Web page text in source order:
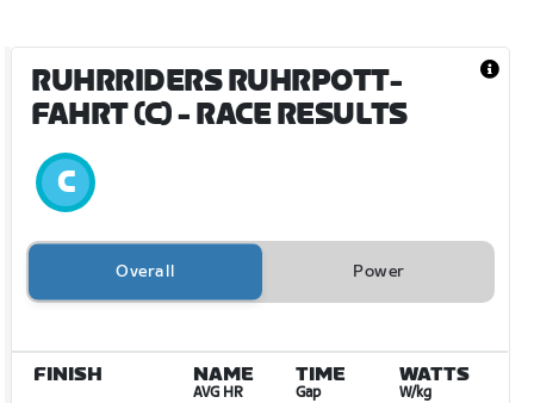
RUHRRIDERS RUHRPOTT-
FAHRT (C)- RACE RESULTS
Overall Power
FINISH NAME
AVG HR
TIME
Gap
WATTS
W/kg